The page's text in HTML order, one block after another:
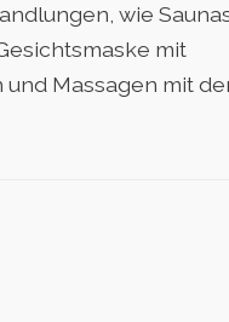
wie
mit
Massagen mit